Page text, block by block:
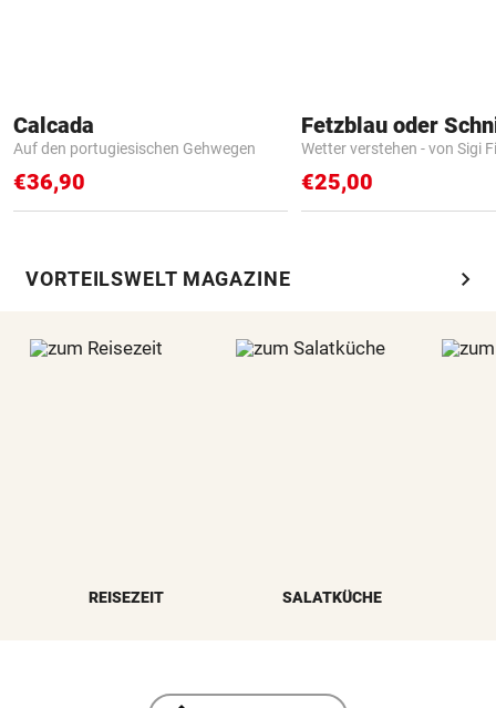
Calcada
Auf den portugiesischen Gehwegen
€36,90
Fetzblau oder
Wetter verstehen - von Sigi
€25,00
VORTEILSWELT MAGAZINE chevron_right
REISEZEIT SALATKÜCHE